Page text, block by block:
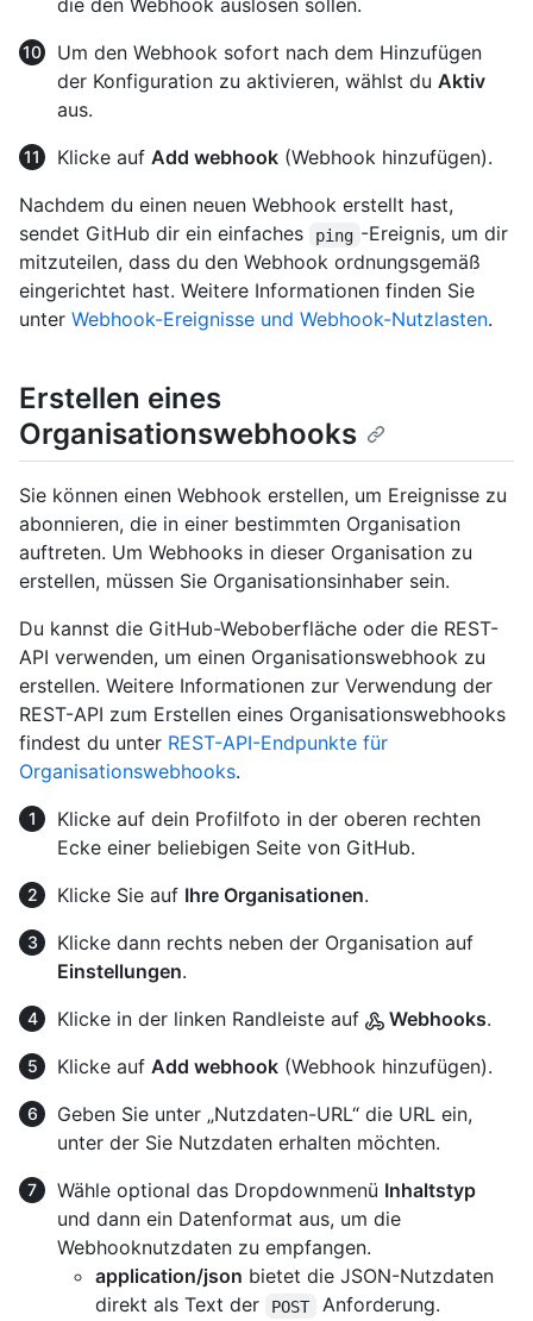
die den Webhook auslösen sollen.
Um den Webhook sofort nach dem Hinzufügen
der Konfiguration zu aktivieren, wählst du Aktiv
aus.
Klicke auf Add webhook (Webhook hinzufügen).
Nachdem du einen neuen Webhook erstellt hast,
sendet GitHub dir ein einfaches
ping -Ereignis, um dir
mitzuteilen, dass du den Webhook ordnungsgemäß
eingerichtet hast. Weitere Informationen finden Sie
unter Webhook-Ereignisse und Webhook-Nutzlasten.
Erstellen eines
Organisationswebhooks
Sie können einen Webhook erstellen, um Ereignisse zu
abonnieren, die in einer bestimmten Organisation
auftreten. Um Webhooks in dieser Organisation zu
erstellen, müssen Sie Organisationsinhaber sein.
Du kannst die GitHub-Weboberfläche oder die REST-
API verwenden, um einen Organisationswebhook zu
erstellen. Weitere Informationen zur Verwendung der
REST-API zum Erstellen eines Organisationswebhooks
findest du unter REST-API-Endpunkte für
Organisationswebhooks.
Klicke auf dein Profilfoto in der oberen rechten
Ecke einer beliebigen Seite von GitHub.
Klicke Sie auf Ihre Organisationen.
Klicke dann rechts neben der Organisation auf
Einstellungen.
Klicke in der linken Randleiste auf
Webhooks.
Klicke auf Add webhook (Webhook hinzufügen).
Geben Sie unter „Nutzdaten-URL“ die URL ein,
unter der Sie Nutzdaten erhalten möchten.
Wähle optional das Dropdownmenü Inhaltstyp
und dann ein Datenformat aus, um die
Webhooknutzdaten zu empfangen.
application/json bietet die JSON-Nutzdaten
direkt als Text der
POST
Anforderung.